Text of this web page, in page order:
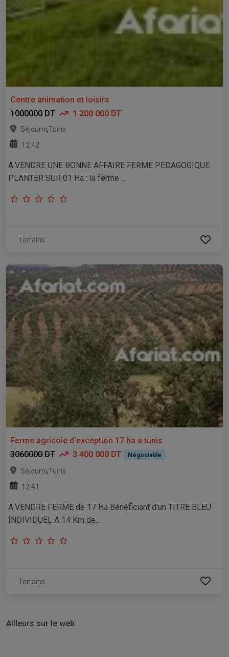
Centre animation et loisirs
1000000 DT
1 200 000 DT
Séjoumi,Tunis
12:42
A.VENDRE UNE BONNE AFFAIRE FERME PEDAGOGIQUE
PLANTER SUR 01 Ha : la ferme ...
Terrains
Ferme agricole d'exception 17 ha a tunis
3060000 DT
3 400 000 DT Négociable
Séjoumi,Tunis
12:41
A.VENDRE FERME de 17 Ha Bénéficiant d'un TITRE BLEU
INDIVIDUEL A 14 Km de...
Terrains
Ailleurs sur le web